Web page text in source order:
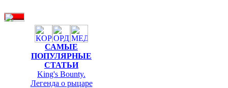
САМЫЕ
ПОПУЛЯРНЫЕ
СТАТЬИ
King's Bounty.
Легенда о рыцаре